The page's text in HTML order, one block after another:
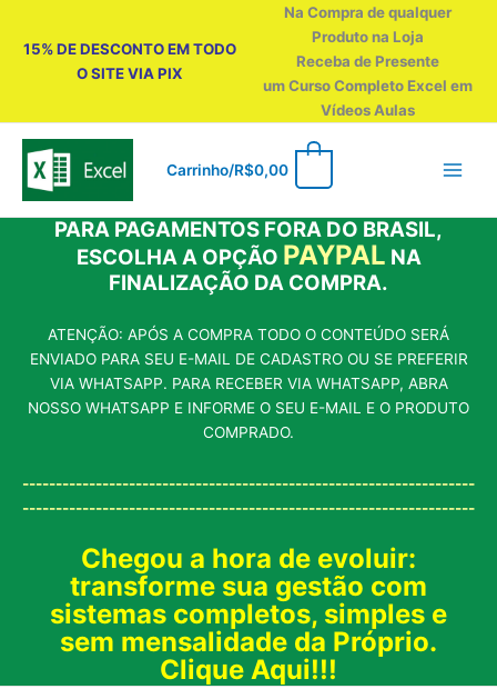
15% DE DESCONTO EM TODO
O SITE VIA PIX
Na Compra de qualquer
Produto na Loja
Receba de Presente
um Curso Completo Excel em
Vídeos Aulas
Carrinho/R$0,00
PARA PAGAMENTOS FORA DO BRASIL,
ESCOLHA A OPÇÃO PAYPAL NA
FINALIZAÇÃO DA COMPRA.
ATENÇÃO: APÓS A COMPRA TODO O CONTEÚDO SERÁ
ENVIADO PARA SEU E-MAIL DE CADASTRO OU SE PREFERIR
VIA WHATSAPP. PARA RECEBER VIA WHATSAPP, ABRA
NOSSO WHATSAPP E INFORME O SEU E-MAIL E O PRODUTO
COMPRADO.
--------------------------------------------------------------------
--------------------------------------------------------------------
Chegou a hora de evoluir:
transforme sua gestão com
sistemas completos, simples e
sem mensalidade da Próprio.
Clique Aqui!!!